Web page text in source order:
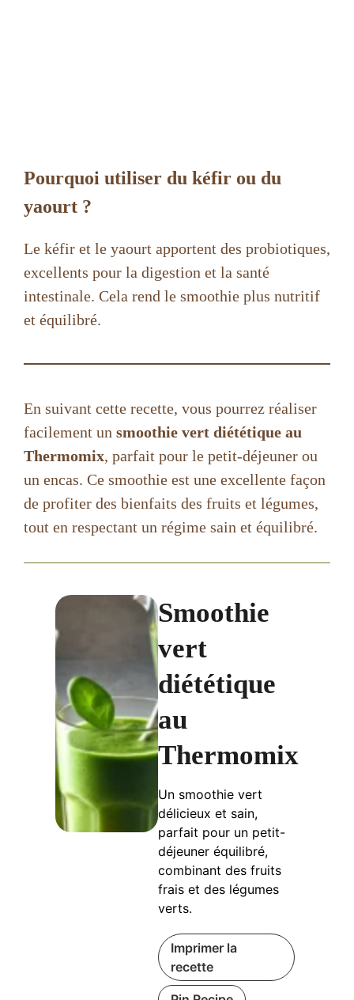
Pourquoi utiliser du kéfir ou du
yaourt ?
Le kéfir et le yaourt apportent des probiotiques,
excellents pour la digestion et la santé
intestinale. Cela rend le smoothie plus nutritif
et équilibré.
En suivant cette recette, vous pourrez réaliser
facilement un smoothie vert diététique au
Thermomix, parfait pour le petit-déjeuner ou
un encas. Ce smoothie est une excellente façon
de profiter des bienfaits des fruits et légumes,
tout en respectant un régime sain et équilibré.
Smoothie
vert
diététique
au
Thermomix
Un smoothie vert
délicieux et sain,
parfait pour un petit-
déjeuner équilibré,
combinant des fruits
frais et des légumes
verts.
Imprimer la
recette